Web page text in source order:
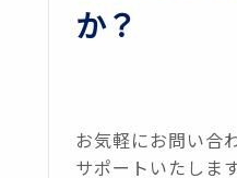
か？
お気軽にお問い合
サポートいたします